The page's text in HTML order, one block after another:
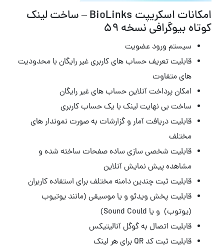
امکانات اسکریپت BioLinks – ساخت لینک
کوتاه بیوگرافی نسخه 59
سیستم ورود عضویت
قابلیت تعریف حساب های کاربری غیر رایگان با محدودیت
های متفاوت
امکان پرداخت آنلاین حساب های غیر رایگان
ساخت بی نهایت لینک با یک حساب کاربری
قابلیت دریافت آمار و گزارشات به صورت نموندار های
مختلف
قابلیت شخصی سازی ساده صفحات ساخته شده و
مشاهده پیش نمایش آنلاین
قابلیت ثبت چندین دامنه مختلف برای استفاده کاربران
قابلیت پخش ویدئو و یا موسیقی (مانند یوتیوب
(یوتوب) و یا Sound Could)
قابلیت اتصال به گوگل آنالیتیکس
قابلیت ثبت کد QR برای هر لینک